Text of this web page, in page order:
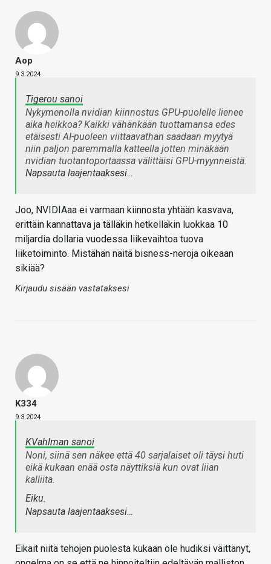
Aop
9.3.2024
Tigerou sanoi
Nykymenolla nvidian kiinnostus GPU-puolelle lienee
aika heikkoa? Kaikki vähänkään tuottamansa edes
etäisesti AI-puoleen viittaavathan saadaan myytyä
niin paljon paremmalla katteella jotten minäkään
nvidian tuotantoportaassa välittäisi GPU-myynneistä.
Napsauta laajentaaksesi…
Joo, NVIDIAaa ei varmaan kiinnosta yhtään kasvava,
erittäin kannattava ja tälläkin hetkelläkin luokkaa 10
miljardia dollaria vuodessa liikevaihtoa tuova
liiketoiminto. Mistähän näitä bisness-neroja oikeaan
sikiää?
Kirjaudu sisään vastataksesi
K334
9.3.2024
KVahlman sanoi
Noni, siinä sen näkee että 40 sarjalaiset oli täysi huti
eikä kukaan enää osta näyttiksiä kun ovat liian
kalliita.
Eiku.
Napsauta laajentaaksesi…
Eikait niitä tehojen puolesta kukaan ole hudiksi väittänyt,